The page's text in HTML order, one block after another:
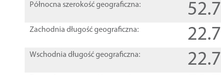
Północna szerokość geograficzna:
Zachodnia długość geograficzna:
Wschodnia długość geograficzna: